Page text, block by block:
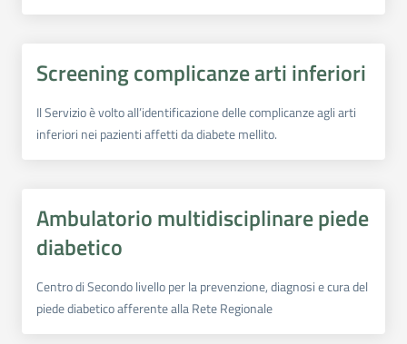
Screening complicanze arti inferiori
Il Servizio è volto all’identificazione delle complicanze agli arti
inferiori nei pazienti affetti da diabete mellito.
Ambulatorio multidisciplinare piede
diabetico
Centro di Secondo livello per la prevenzione, diagnosi e cura del
piede diabetico afferente alla Rete Regionale